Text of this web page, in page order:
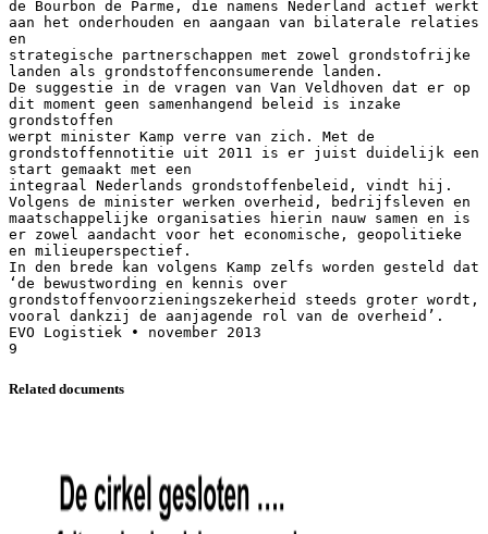
Related documents